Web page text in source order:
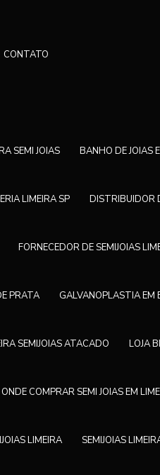
CONTATO
SEMI JOIAS BANHO DE JOIAS
LIMEIRA SP DISTRIBUIDOR
FORNECEDOR DE SEMIJOIAS
PRATA GALVANOPLASTIA EM
SEMIJOIAS ATACADO LOJA
ONDE COMPRAR SEMI JOIAS EM
LIMEIRA SEMIJOIAS